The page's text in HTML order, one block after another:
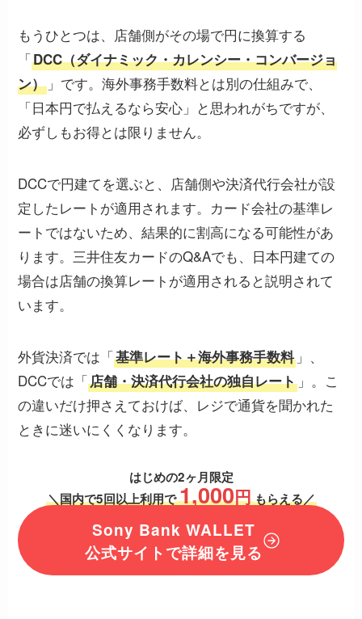
もうひとつは、店舗側がその場で円に換算する
「DCC（ダイナミック・カレンシー・コンバージョ
ン） 」です。海外事務手数料とは別の仕組みで、
「日本円で払えるなら安心」と思われがちですが、
必ずしもお得とは限りません。
DCCで円建てを選ぶと、店舗側や決済代行会社が設
定したレートが適用されます。カード会社の基準レ
ートではないため、結果的に割高になる可能性があ
ります。三井住友カードのQ&Aでも、日本円建ての
場合は店舗の換算レートが適用されると説明されて
います。
外貨決済では「基準レート＋海外事務手数料 」、
DCCでは「店舗・決済代行会社の独自レート 」。こ
の違いだけ押さえておけば、レジで通貨を聞かれた
ときに迷いにくくなります。
はじめの2ヶ月限定
＼国内で5回以上利用で1,000円もらえる／
Sony Bank WALLET
公式サイトで詳細を見る